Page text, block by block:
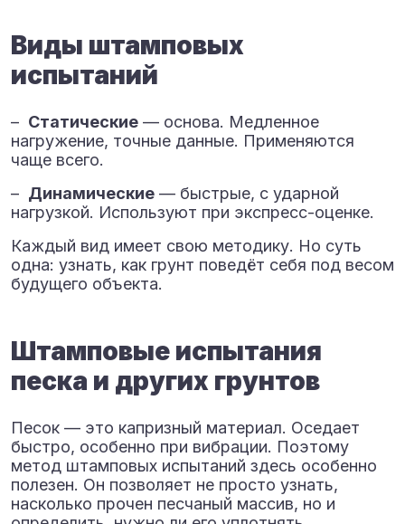
Виды штамповых
испытаний
– Статические — основа. Медленное
нагружение, точные данные. Применяются
чаще всего.
– Динамические — быстрые, с ударной
нагрузкой. Используют при экспресс-оценке.
Каждый вид имеет свою методику. Но суть
одна: узнать, как грунт поведёт себя под весом
будущего объекта.
Штамповые испытания
песка и других грунтов
Песок — это капризный материал. Оседает
быстро, особенно при вибрации. Поэтому
метод штамповых испытаний здесь особенно
полезен. Он позволяет не просто узнать,
насколько прочен песчаный массив, но и